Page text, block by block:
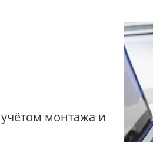
учётом монтажа и